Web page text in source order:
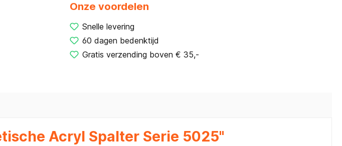
Onze voordelen
Snelle levering
60 dagen bedenktijd
Gratis verzending boven € 35,-
Acryl Spalter Serie 5025"